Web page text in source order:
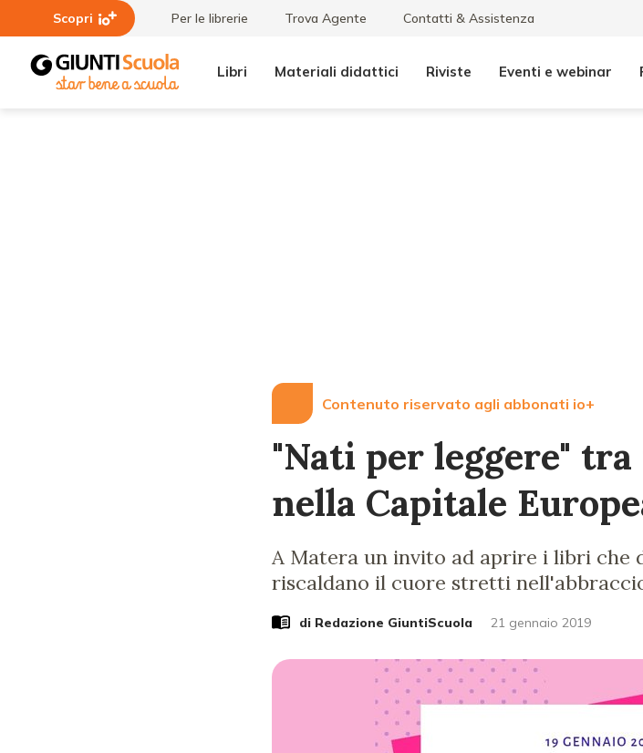
Scopri Per le librerie Trova Agente Contatti & Assistenza
Libri Materiali didattici Riviste Eventi e webinar
Contenuto riservato agli abbonati io+
"Nati per leggere"
nella Capitale
A Matera un invito ad aprire i libri che
riscaldano il cuore stretti
di Redazione GiuntiScuola 21 gennaio 2019